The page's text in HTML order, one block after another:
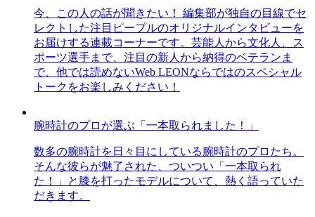
今、この人の話が聞きたい！ 編集部が独自の目線でセ
レクトした注目ピープルのオリジナルインタビューを
お届けする連載コーナーです。芸能人から文化人、ス
ポーツ選手まで、注目の新人から納得のベテランま
で、他では読めないWeb LEONならではのスペシャル
トークをお楽しみください！
腕時計のプロが選ぶ「一本取られました！」
数多の腕時計を日々目にしている腕時計のプロたち。
そんな彼らが魅了された、ついつい「一本取られ
た！」と膝を打ったモデルについて、熱く語っていた
だきます。